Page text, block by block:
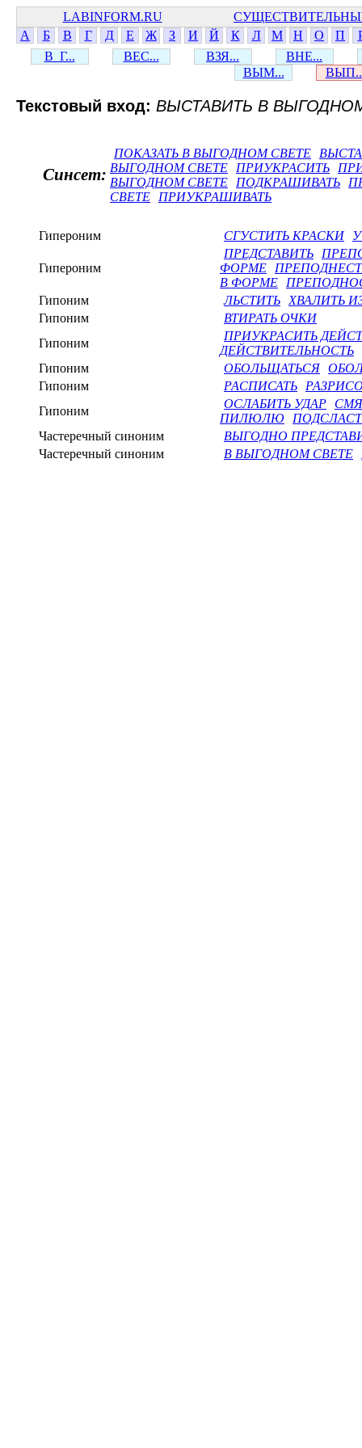
LABINFORM.RU
А
Б В Г Д Е Ж З И Й К Л М Н О П
В_Г...
ВЕС... ВЗЯ...
ВНЕ...
ВЫМ...
Текстовый вход: ВЫСТАВИТЬ В
Синсет:
ПОКАЗАТЬ В ВЫГОДНОМ СВЕТЕ
ВЫГОДНОМ СВЕТЕ
ПРИУКРАСИТЬ
ВЫГОДНОМ СВЕТЕ
ПОДКРАШИВАТЬ
СВЕТЕ
ПРИУКРАШИВАТЬ
Гипероним СГУСТИТЬ КРАСКИ
Гипероним
ПРЕДСТАВИТЬ
ФОРМЕ
В ФОРМЕ
Гипоним
ЛЬСТИТЬ
ХВАЛИТЬ
Гипоним
ВТИРАТЬ ОЧКИ
Гипоним
ПРИУКРАСИТЬ
ДЕЙСТВИТЕЛЬНОСТЬ
Гипоним
ОБОЛЬЩАТЬСЯ
Гипоним
РАСПИСАТЬ
Гипоним
ОСЛАБИТЬ УДАР
ПИЛЮЛЮ
Частеречный синоним
ВЫГОДНО
Частеречный синоним
В ВЫГОДНОМ СВЕТЕ